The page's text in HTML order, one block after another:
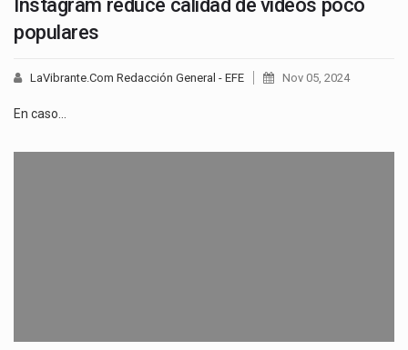
Instagram reduce calidad de videos poco
populares
LaVibrante.Com Redacción General - EFE Nov 05, 2024
En caso…